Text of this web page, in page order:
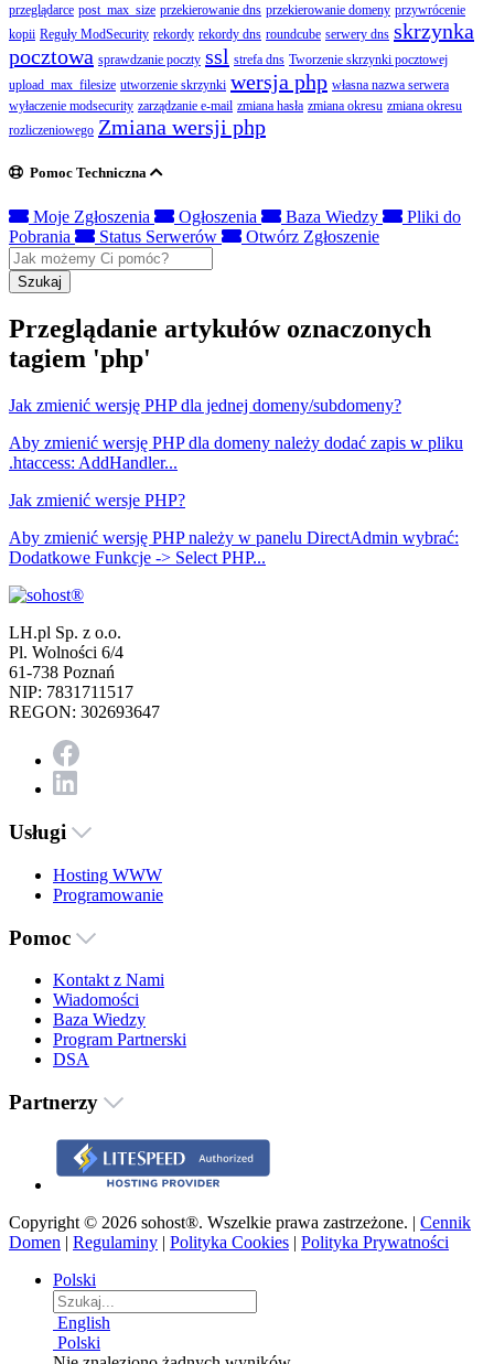
przeglądarce post_max_size przekierowanie dns przekierowanie domeny przywrócenie
kopii Reguły ModSecurity rekordy rekordy dns roundcube serwery dns skrzynka
pocztowa sprawdzanie poczty ssl strefa dns Tworzenie skrzynki pocztowej
upload_max_filesize utworzenie skrzynki wersja php własna nazwa serwera
wyłaczenie modsecurity zarządzanie e-mail zmiana hasła zmiana okresu zmiana okresu
rozliczeniowego Zmiana wersji php
Pomoc Techniczna
Moje Zgłoszenia Ogłoszenia Baza Wiedzy
Pliki do
Pobrania
Status Serwerów Otwórz Zgłoszenie
Szukaj
Przeglądanie artykułów oznaczonych
tagiem 'php'
Jak zmienić wersję PHP dla jednej domeny/subdomeny?
Aby zmienić wersję PHP dla domeny należy dodać zapis w pliku
.htaccess: AddHandler...
Jak zmienić wersje PHP?
Aby zmienić wersję PHP należy w panelu DirectAdmin wybrać:
Dodatkowe Funkcje -> Select PHP...
LH.pl Sp. z o.o.
Pl. Wolności 6/4
61-738 Poznań
NIP: 7831711517
REGON: 302693647
Usługi
Hosting WWW
Programowanie
Pomoc
Kontakt z Nami
Wiadomości
Baza Wiedzy
Program Partnerski
DSA
Partnerzy
Copyright © 2026 sohost®. Wszelkie prawa zastrzeżone. | Cennik
Domen | Regulaminy | Polityka Cookies | Polityka Prywatności
Polski
English
Polski